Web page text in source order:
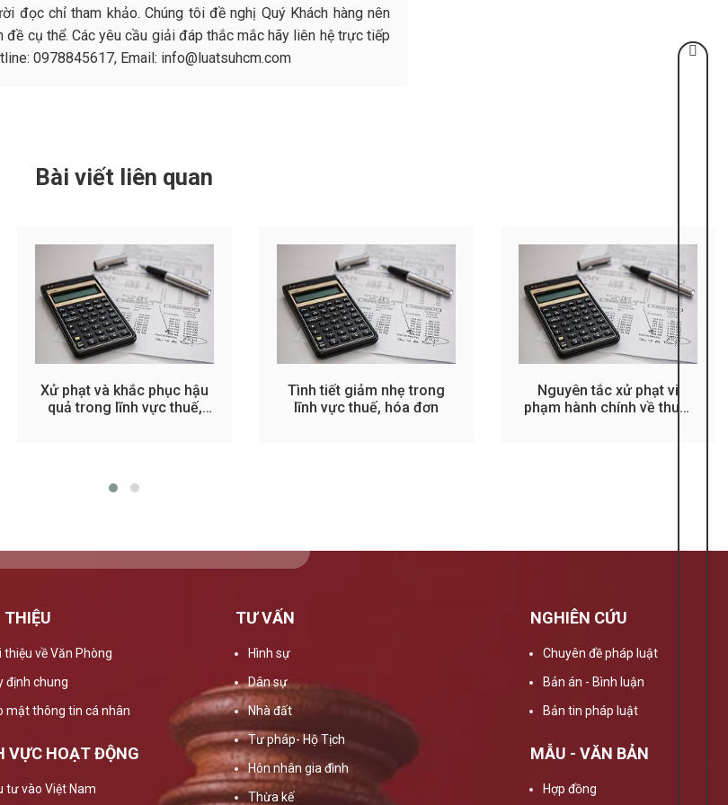
đọc chỉ tham khảo. Chúng tôi đề nghị Quý Khách hàng nên
cụ thể. Các yêu cầu giải đáp thắc mắc hãy liên hệ trực tiếp
0978845617, Email: info@luatsuhcm.com
Bài viết liên quan
Xử phạt và khắc phục hậu
quả trong lĩnh vực thuế,
Tình tiết giảm nhẹ trong
lĩnh vực thuế, hóa đơn
Nguyên tắc xử phạt vi
phạm hành chính về thuế,
THIỆU
thiệu về Văn Phòng
định chung
mật thông tin cá nhân
VỰC HOẠT ĐỘNG
tư vào Việt Nam
TƯ VẤN
Hình sự
Dân sự
Nhà đất
Tư pháp- Hộ Tịch
Hôn nhân gia đình
Thừa kế
NGHIÊN CỨU
Chuyên đề pháp luật
Bản án - Bình luận
Bản tin pháp luật
MẪU - VĂN BẢN
Hợp đồng